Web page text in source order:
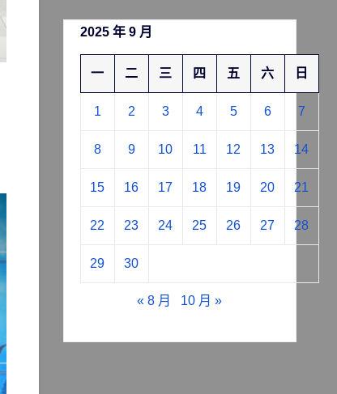
2025 年 9 月
一 二 三 四 五 六 日
1 2 3 4 5 6 7
8 9 10 11 12 13 14
15 16 17 18 19 20 21
22 23 24 25 26 27 28
29 30
« 8 月 10 月 »